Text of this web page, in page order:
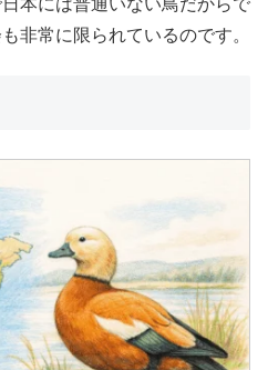
本には普通いない鳥だからで
非常に限られているのです。